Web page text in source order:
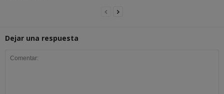
Dejar una respuesta